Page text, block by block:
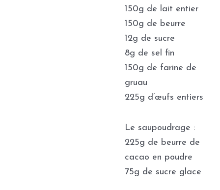
150g de lait entier
150g de beurre
12g de sucre
8g de sel fin
150g de farine de
gruau
225g d’œufs entiers
Le saupoudrage :
225g de beurre de
cacao en poudre
75g de sucre glace